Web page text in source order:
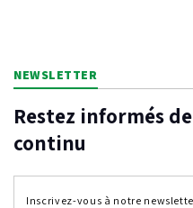
NEWSLETTER
Restez informés
continu